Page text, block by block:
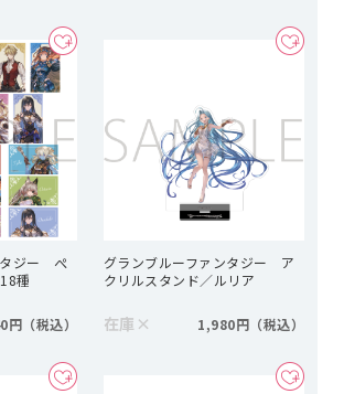
タジー ぺ
種
円
グランブルーファンタジー ア
クリルスタンド／ルリア
在庫 × 1,980円